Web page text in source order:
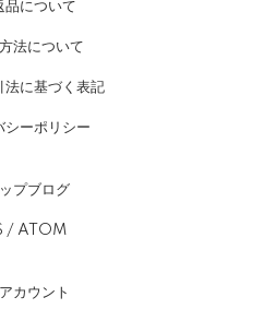
品について
法について
法に基づく表記
シーポリシー
プブログ
/ ATOM
カウント